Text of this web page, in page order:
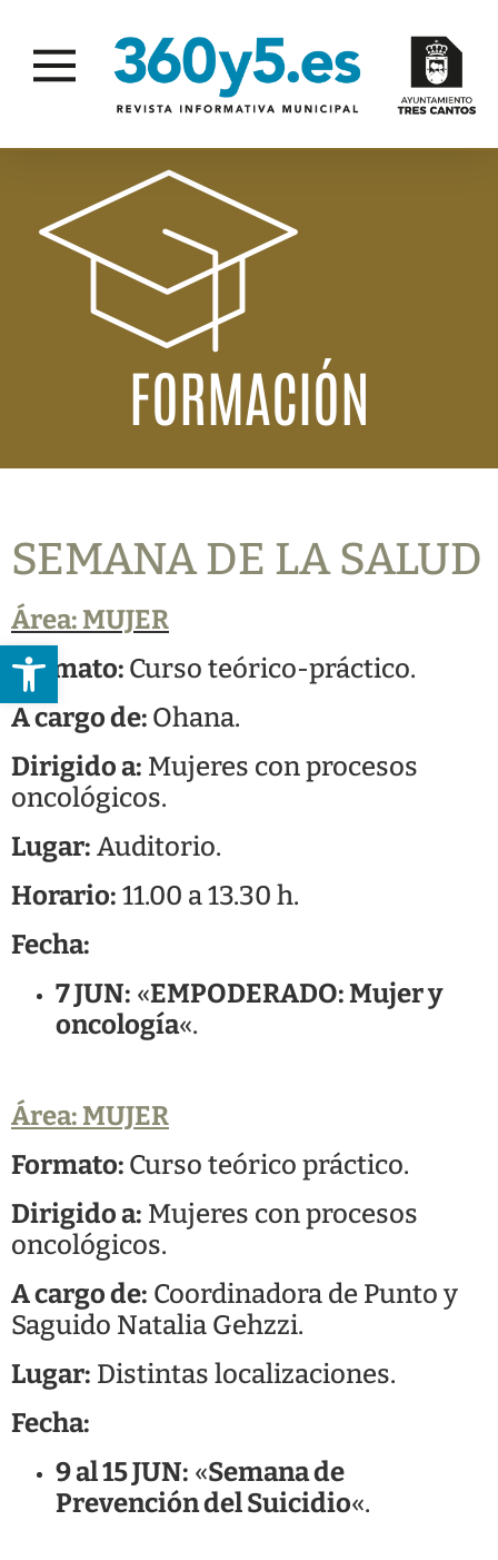
Abrir barra de herramientas
FORMACIÓN
SEMANA DE LA SALUD
Área: MUJER
Formato: Curso teórico-práctico.
A cargo de: Ohana.
Dirigido a: Mujeres con procesos
oncológicos.
Lugar: Auditorio.
Horario: 11.00 a 13.30 h.
Fecha:
7 JUN: «EMPODERADO: Mujer y
oncología«.
Área: MUJER
Formato: Curso teórico práctico.
Dirigido a: Mujeres con procesos
oncológicos.
A cargo de: Coordinadora de Punto y
Saguido Natalia Gehzzi.
Lugar: Distintas localizaciones.
Fecha:
9 al 15 JUN: «Semana de
Prevención del Suicidio«.